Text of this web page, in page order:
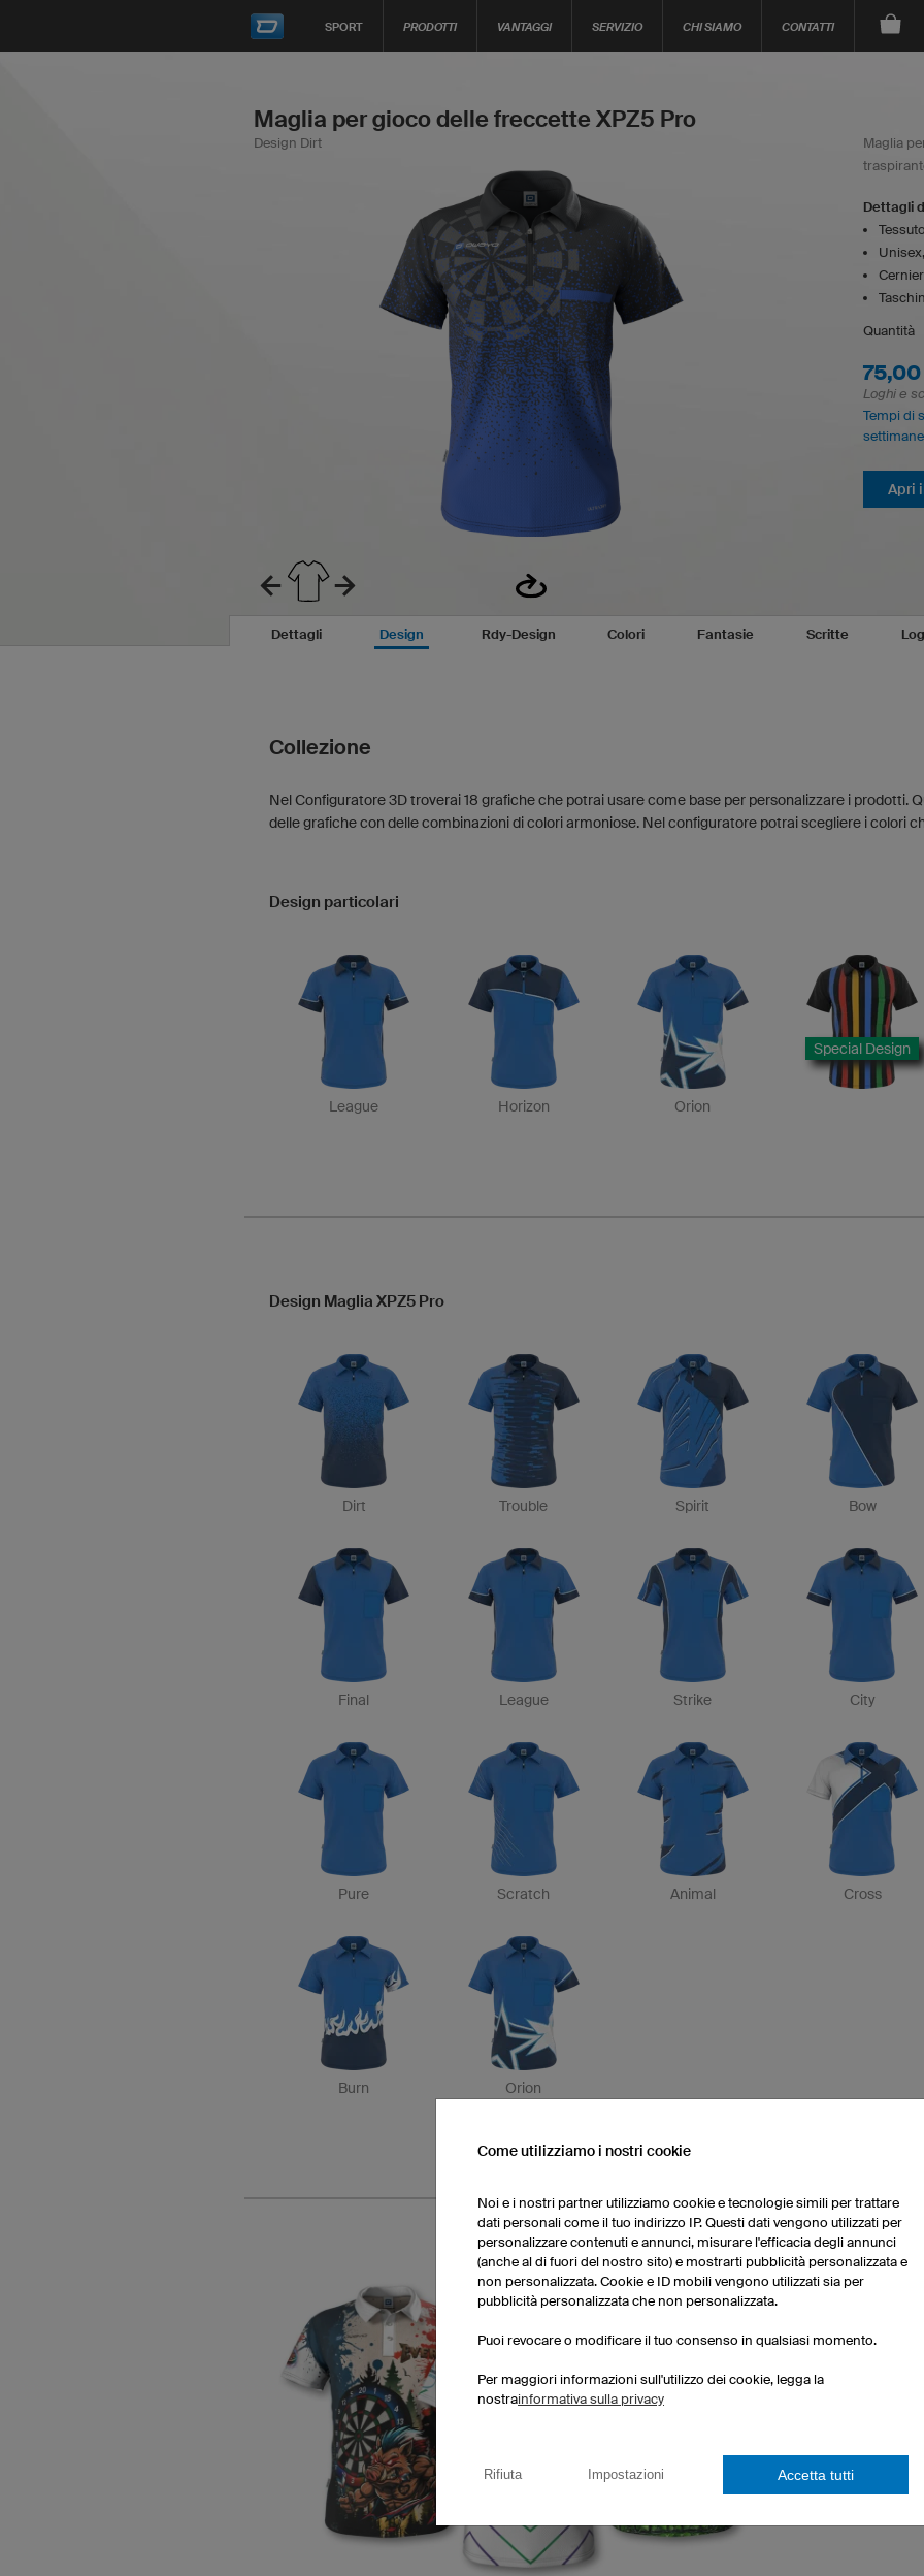
SPORT PRODOTTI VANTAGGI SERVIZIO CHI SIAMO CONTATTI
Maglia per gioco delle freccette XPZ5 Pro
Design Dirt
Maglia
Dettagli
Quantità
Loghi e
Tempi di
Apri
Dettagli Design Rdy-Design Colori Fantasie Scritte
Collezione
Nel Configuratore 3D troverai 18 grafiche che potrai usare come base per personalizzare i prodotti.
delle grafiche con delle combinazioni di colori armoniose. Nel configuratore potrai scegliere i colori
Design particolari
League Horizon Orion
Special Design
Design Maglia XPZ5 Pro
Dirt Trouble Spirit Bow
Final League Strike City
Pure Scratch Animal Cross
Burn Orion
Vuoi
fuori
unico e
Allora
Come utilizziamo i nostri cookie
Noi e i nostri partner utilizziamo cookie e tecnologie simili per trattare
dati personali come il tuo indirizzo IP. Questi dati vengono utilizzati per
personalizzare contenuti e annunci, misurare l'efficacia degli annunci
(anche al di fuori del nostro sito) e mostrarti pubblicità personalizzata e
non personalizzata. Cookie e ID mobili vengono utilizzati sia per
pubblicità personalizzata che non personalizzata.
Puoi revocare o modificare il tuo consenso in qualsiasi momento.
Per maggiori informazioni sull'utilizzo dei cookie, legga la
nostrainformativa sulla privacy
Rifiuta Impostazioni Accetta tutti